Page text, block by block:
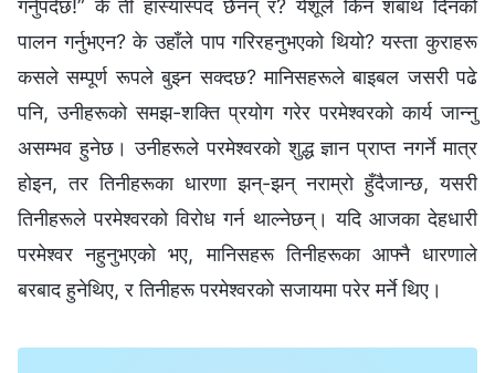
गर्नुपर्दछ!” के ती हास्यास्पद छैनन् र? येशूले किन शबाथ दिनको
पालन गर्नुभएन? के उहाँले पाप गरिरहनुभएको थियो? यस्ता कुराहरू
कसले सम्पूर्ण रूपले बुझ्न सक्दछ? मानिसहरूले बाइबल जसरी पढे
पनि, उनीहरूको समझ-शक्ति प्रयोग गरेर परमेश्‍वरको कार्य जान्नु
असम्भव हुनेछ। उनीहरूले परमेश्‍वरको शुद्ध ज्ञान प्राप्त नगर्ने मात्र
होइन, तर तिनीहरूका धारणा झन्-झन् नराम्रो हुँदैजान्छ, यसरी
तिनीहरूले परमेश्‍वरको विरोध गर्न थाल्नेछन्। यदि आजका देहधारी
परमेश्‍वर नहुनुभएको भए, मानिसहरू तिनीहरूका आफ्नै धारणाले
बरबाद हुनेथिए, र तिनीहरू परमेश्‍वरको सजायमा परेर मर्ने थिए।